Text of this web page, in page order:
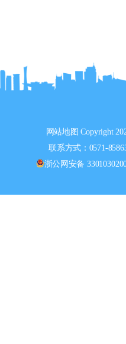
网站地图 Copyright
联系方式：0571-
浙公网安备